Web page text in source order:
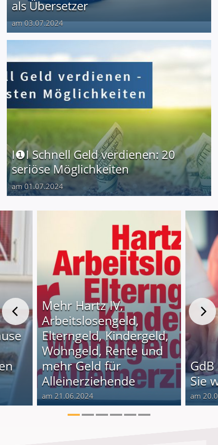
als Übersetzer
am 03.07.2024
I❶I Schnell Geld verdienen: 20
seriöse Möglichkeiten
am 01.07.2024
Mehr Hartz IV,
Arbeitslosengeld,
Elterngeld, Kindergeld,
Wohngeld, Rente und
mehr Geld für
Alleinerziehende
am 21.06.2024
Sie
am